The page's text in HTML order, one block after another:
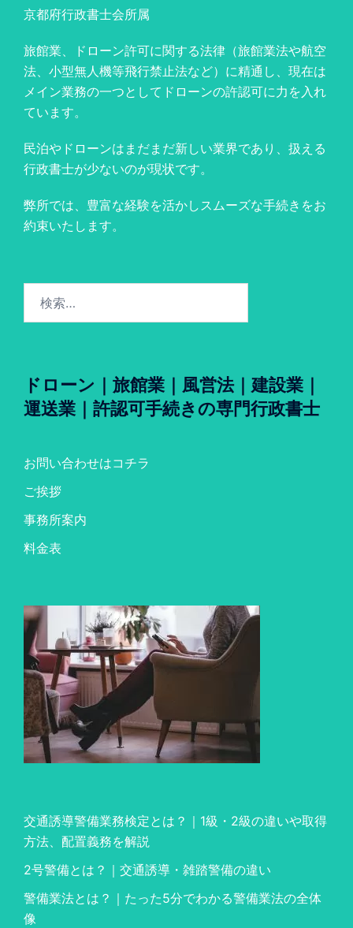
京都府行政書士会所属
旅館業、ドローン許可に関する法律（旅館業法や航空
法、小型無人機等飛行禁止法など）に精通し、現在は
メイン業務の一つとしてドローンの許認可に力を入れ
ています。
民泊やドローンはまだまだ新しい業界であり、扱える
行政書士が少ないのが現状です。
弊所では、豊富な経験を活かしスムーズな手続きをお
約束いたします。
ドローン｜旅館業｜風営法｜建設業｜
運送業｜許認可手続きの専門行政書士
お問い合わせはコチラ
ご挨拶
事務所案内
料金表
交通誘導警備業務検定とは？｜1級・2級の違いや取得
方法、配置義務を解説
2号警備とは？｜交通誘導・雑踏警備の違い
警備業法とは？｜たった5分でわかる警備業法の全体
像